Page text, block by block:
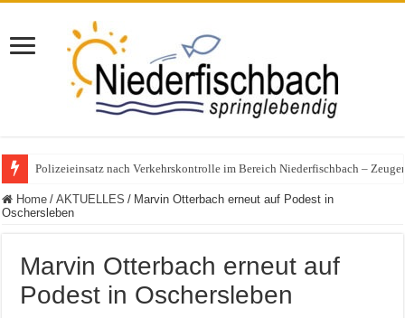
Polizeieinsatz nach Verkehrskontrolle im Bereich Niederfischbach –
Home / AKTUELLES / Marvin Otterbach erneut auf Podest in
Oschersleben
Marvin Otterbach erneut auf
Podest in Oschersleben